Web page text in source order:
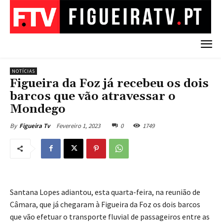
NOTÍCIAS
Figueira da Foz já recebeu os dois
barcos que vão atravessar o
Mondego
By Figueira Tv Fevereiro 1, 2023 0 1749
Santana Lopes adiantou, esta quarta-feira, na reunião de
Câmara, que já chegaram à Figueira da Foz os dois barcos
que vão efetuar o transporte fluvial de passageiros entre as